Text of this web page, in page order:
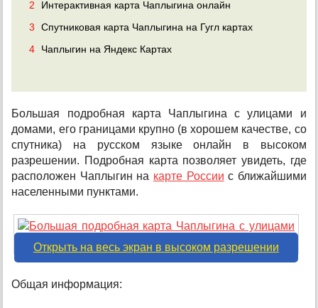
2
Интерактивная карта Чаплыгина онлайн
3
Спутниковая карта Чаплыгина на Гугл картах
4
Чаплыгин на Яндекс Картах
Большая подробная карта Чаплыгина с улицами и
домами, его границами крупно (в хорошем качестве, со
спутника) на русском языке онлайн в высоком
разрешении. Подробная карта позволяет увидеть, где
расположен Чаплыгин на карте России с ближайшими
населенными пунктами.
Открыть на весь экран в высоком разрешении
Общая информация: